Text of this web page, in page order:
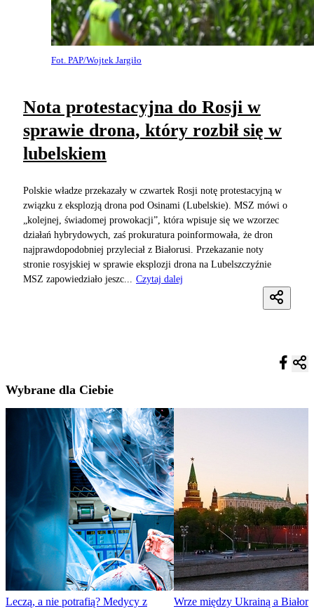
Fot. PAP/Wojtek Jargiło
Nota protestacyjna do Rosji w
sprawie drona, który rozbił się w
lubelskiem
Polskie władze przekazały w czwartek Rosji notę protestacyjną w
związku z eksplozją drona pod Osinami (Lubelskie). MSZ mówi o
„kolejnej, świadomej prowokacji”, która wpisuje się we wzorzec
działań hybrydowych, zaś prokuratura poinformowała, że dron
najprawdopodobniej przyleciał z Białorusi. Przekazanie noty
stronie rosyjskiej w sprawie eksplozji drona na Lubelszczyźnie
MSZ zapowiedziało jeszc...
Czytaj dalej
Wybrane dla Ciebie
Leczą, a nie potrafią? Medycy z
Wrze między Ukrainą a